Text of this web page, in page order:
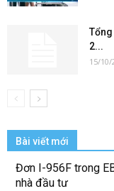
2...
15/10/
Bài viết mới
Đơn I-956F trong
nhà đầu tư